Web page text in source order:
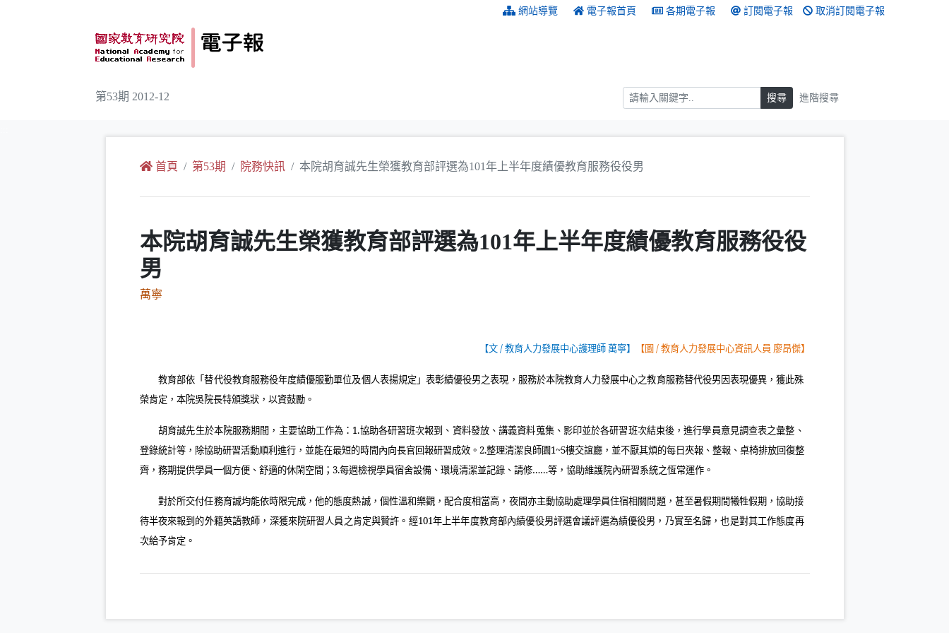
網站導覽 電子報首頁 各期電子報 訂閱電子報 取消訂閱電子報
第53期 2012-12 搜尋 搜尋 進階搜尋
首頁 第53期 院務快訊 本院胡育誠先生榮獲教育部評選為101年上半年度績優教育服務役役男
本院胡育誠先生榮獲教育部評選為101年上半年度績優教育服務役役
男
萬寧
【文/教育人力發展中心護理師 萬寧】 【圖/教育人力發展中心資訊人員 廖昂傑】
教育部依「替代役教育服務役年度績優服勤單位及個人表揚規定」表彰績優役男之表現，服務於本院教育人力發展中心之教育服務替代役男因表現優異，獲此殊
榮肯定，本院吳院長特頒獎狀，以資鼓勵。
胡育誠先生於本院服務期間，主要協助工作為： 1.協助各研習班次報到、資料發放、講義資料蒐集、影印並於各研習班次結束後，進行學員意見調查表之彙整、
登錄統計等，除協助研習活動順利進行，並能在最短的時間內向長官回報研習成效。 2.整理清潔良師園1~5樓交誼廳，並不厭其煩的每日夾報、整報、桌椅排放回復整
齊，務期提供學員一個方便、舒適的休閑空間； 3.每週檢視學員宿舍設備、環境清潔並記錄、請修……等，協助維護院內研習系統之恆常運作。
對於所交付任務育誠均能依時限完成，他的態度熱誠，個性溫和樂觀，配合度相當高，夜間亦主動協助處理學員住宿相關問題，甚至暑假期間犧牲假期，協助接
待半夜來報到的外籍英語教師，深獲來院研習人員之肯定與贊許。經101年上半年度教育部內績優役男評選會議評選為績優役男，乃實至名歸，也是對其工作態度再
次給予肯定。